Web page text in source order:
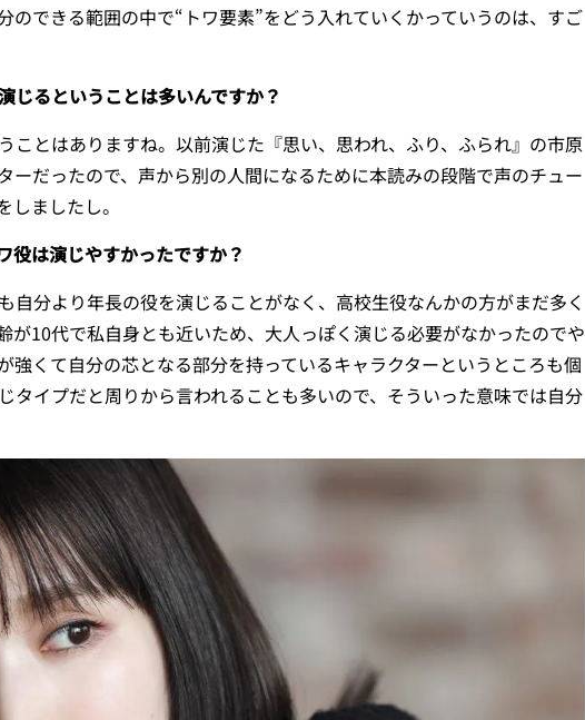
のできる範囲の中で“トワ要素”をどう入れていくかっていうのは、すご
るということは多いんですか？
とはありますね。以前演じた『思い、思われ、ふり、ふられ』の市原
ーだったので、声から別の人間になるために本読みの段階で声のチュー
ましたし。
は演じやすかったですか？
分より年長の役を演じることがなく、高校生役なんかの方がまだ多く
が10代で私自身とも近いため、大人っぽく演じる必要がなかったのでや
強くて自分の芯となる部分を持っているキャラクターというところも個
タイプだと周りから言われることも多いので、そういった意味では自分